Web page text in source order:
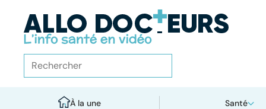
À la une Santé